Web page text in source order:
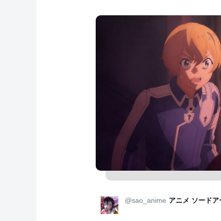
@sao_anime アニメ ソード